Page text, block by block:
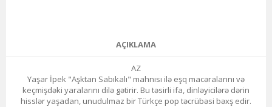
AÇIKLAMA
AZ
Yaşar İpek "Aşktan Sabıkalı" mahnısı ilə eşq macəralarını və
keçmişdəki yaralarını dilə gətirir. Bu təsirli ifa, dinləyicilərə dərin
hisslər yaşadan, unudulmaz bir Türkçe pop təcrübəsi bəxş edir.